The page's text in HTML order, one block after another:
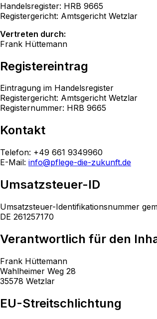
Handelsregister: HRB 9665
Registergericht: Amtsgericht Wetzlar
Vertreten durch:
Frank Hüttemann
Registereintrag
Eintragung im Handelsregister
Registergericht: Amtsgericht Wetzlar
Registernummer: HRB 9665
Kontakt
Telefon: +49 661 9349960
E-Mail: info@pflege-die-zukunft.de
Umsatzsteuer-ID
Umsatzsteuer-Identifikationsnummer
DE 261257170
Verantwortlich für den
Frank Hüttemann
Wahlheimer Weg 28
35578 Wetzlar
EU-Streitschlichtung